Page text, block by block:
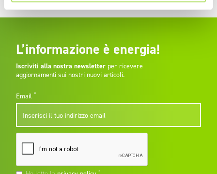
L’informazione è energia!
Iscriviti alla nostra newsletterper ricevere
aggiornamenti sui nostri nuovi articoli.
Email *
*